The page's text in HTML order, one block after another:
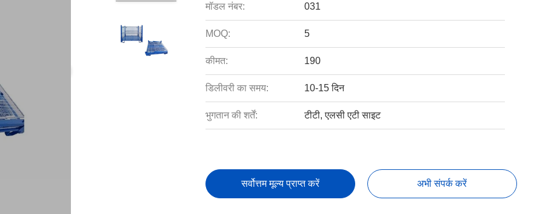
मॉडल नंबर: 031
MOQ: 5
कीमत: 190
डिलीवरी का समय: 10-15 दिन
भुगतान की शर्तें: टीटी, एलसी एटी साइट
सर्वोत्तम मूल्य प्राप्त करें अभी संपर्क करें